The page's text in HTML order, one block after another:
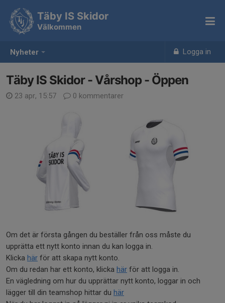
Nyheter Logga in
Täby IS Skidor
Välkommen
Täby IS Skidor - Vårshop - Öppen
23 apr, 15:57 0 kommentarer
Om det är första gången du beställer från oss måste du
upprätta ett nytt konto innan du kan logga in.
Klicka här för att skapa nytt konto.
Om du redan har ett konto, klicka här för att logga in.
En vägledning om hur du upprättar nytt konto, loggar in och
lägger till din teamshop hittar du här